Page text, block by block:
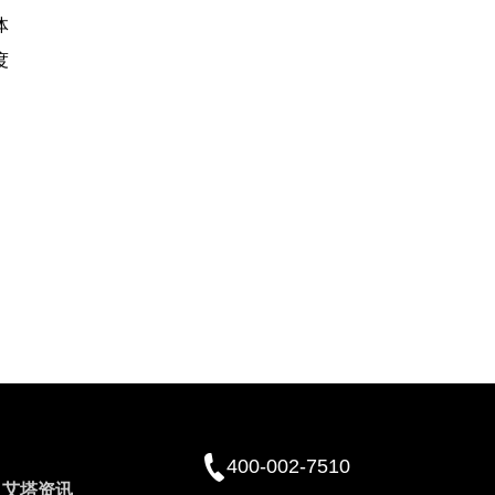
艾塔资讯
400-002-7510